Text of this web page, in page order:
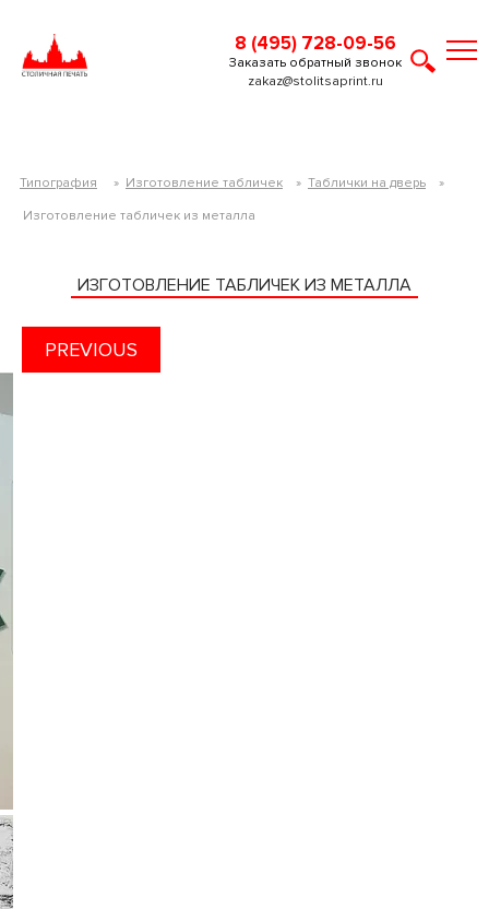
8 (495) 728-09-56
zakaz@stolitsaprint.ru
Заказать обратный звонок
Типография » Изготовление табличек » Таблички на дверь
»
Изготовление табличек из металла
ИЗГОТОВЛЕНИЕ ТАБЛИЧЕК ИЗ МЕТАЛЛА
PREVIOUS